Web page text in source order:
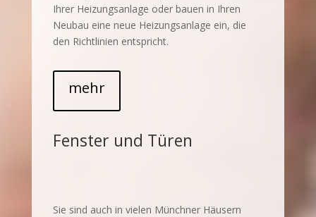
Ihrer Heizungsanlage oder bauen in Ihren
Neubau eine neue Heizungsanlage ein, die
den Richtlinien entspricht.
mehr
Fenster und Türen
Sie sind auch in vielen Münchner Häusern